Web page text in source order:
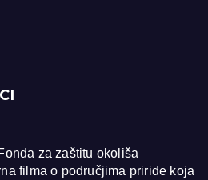
za zaštitu okoliša
filma o područjima priride koja